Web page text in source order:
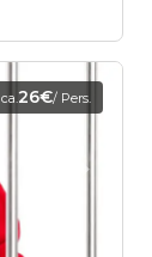
ca.26€/ Pers.